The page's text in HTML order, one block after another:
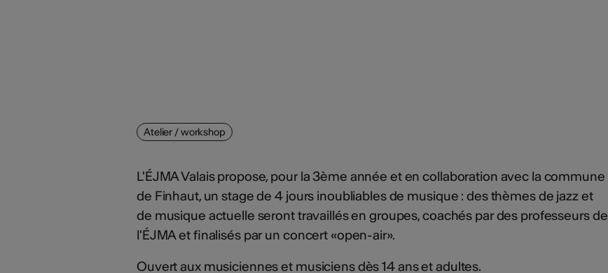
Atelier / workshop
L'ÉJMA Valais propose, pour la 3ème année et en collaboration avec la commune
de Finhaut, un stage de 4 jours inoubliables de musique : des thèmes de jazz et
de musique actuelle seront travaillés en groupes, coachés par des professeurs de
l'ÉJMA et finalisés par un concert «open-air».
Ouvert aux musiciennes et musiciens dès 14 ans et adultes.